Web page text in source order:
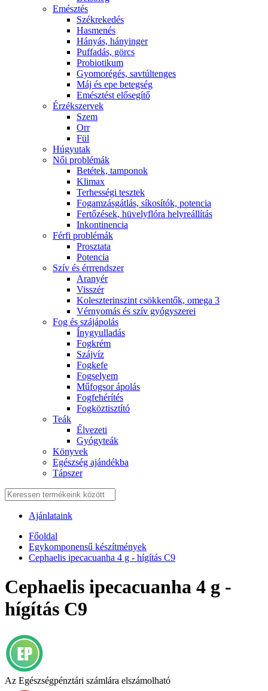
Emésztés
Székrekedés
Hasmenés
Hányás, hányinger
Puffadás, görcs
Probiotikum
Gyomorégés, savtúltenges
Máj és epe betegség
Emésztést elősegítő
Érzékszervek
Szem
Orr
Fül
Húgyutak
Női problémák
Betétek, tamponok
Klimax
Terhességi tesztek
Fogamzásgátlás, síkosítók, potencia
Fertőzések, hüvelyflóra helyreállítás
Inkontinencia
Férfi problémák
Prosztata
Potencia
Szív és érrrendszer
Aranyér
Visszér
Koleszterinszint csökkentők, omega 3
Vérnyomás és szív gyógyszerei
Fog és szájápolás
Í́nygyulladás
Fogkrém
Szájvíz
Fogkefe
Fogselyem
Műfogsor ápolás
Fogfehérítés
Fogköztisztító
Teák
É́lvezeti
Gyógyteák
Könyvek
Egészség ajándékba
Tápszer
Ajánlataink
Főoldal
Egykomponensű készítmények
Cephaelis ipecacuanha 4 g - hígítás C9
Cephaelis ipecacuanha 4 g -
hígítás C9
Az Egészségpénztári számlára elszámolható